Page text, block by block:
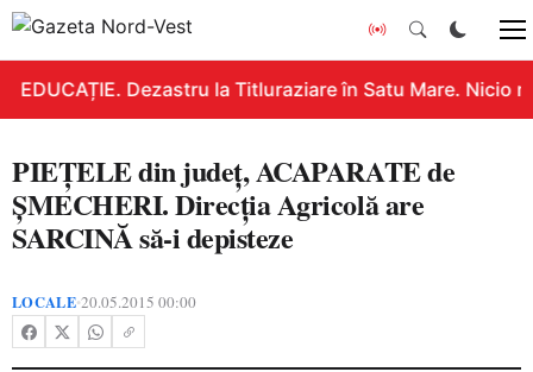
EDUCAȚIE. Dezastru la Titluraziare în Satu Mare. Nicio
PIEŢELE din judeţ, ACAPARATE de
ŞMECHERI. Direcţia Agricolă are
SARCINĂ să-i depisteze
LOCALE•20.05.2015 00:00